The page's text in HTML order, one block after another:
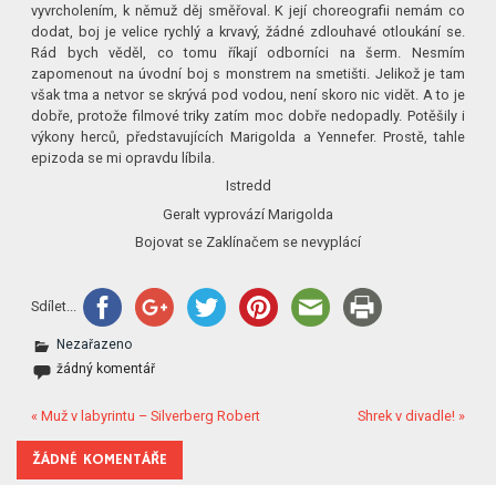
vyvrcholením, k němuž děj směřoval. K její choreografii nemám co
dodat, boj je velice rychlý a krvavý, žádné zdlouhavé otloukání se.
Rád bych věděl, co tomu říkají odborníci na šerm. Nesmím
zapomenout na úvodní boj s monstrem na smetišti. Jelikož je tam
však tma a netvor se skrývá pod vodou, není skoro nic vidět. A to je
dobře, protože filmové triky zatím moc dobře nedopadly. Potěšily i
výkony herců, představujících Marigolda a Yennefer. Prostě, tahle
epizoda se mi opravdu líbila.
Istredd
Geralt vyprovází Marigolda
Bojovat se Zaklínačem se nevyplácí
Sdílet...
Nezařazeno
žádný komentář
« Muž v labyrintu – Silverberg Robert Shrek v divadle! »
ŽÁDNÉ KOMENTÁŘE